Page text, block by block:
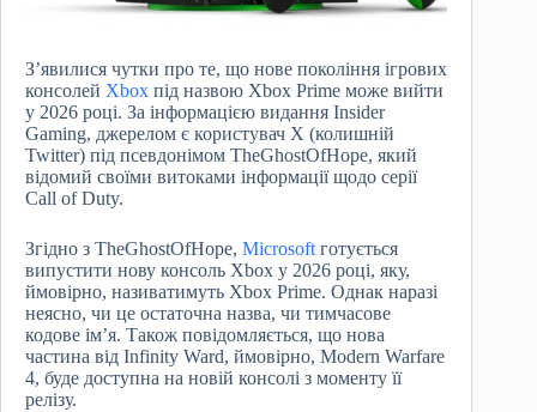
З’явилися чутки про те, що нове покоління ігрових
консолей Xbox під назвою Xbox Prime може вийти
у 2026 році. За інформацією видання Insider
Gaming, джерелом є користувач X (колишній
Twitter) під псевдонімом TheGhostOfHope, який
відомий своїми витоками інформації щодо серії
Call of Duty.
Згідно з TheGhostOfHope, Microsoft готується
випустити нову консоль Xbox у 2026 році, яку,
ймовірно, називатимуть Xbox Prime. Однак наразі
неясно, чи це остаточна назва, чи тимчасове
кодове ім’я. Також повідомляється, що нова
частина від Infinity Ward, ймовірно, Modern Warfare
4, буде доступна на новій консолі з моменту її
релізу.